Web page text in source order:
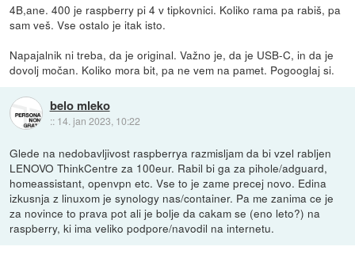
4B,ane. 400 je raspberry pi 4 v tipkovnici. Koliko rama pa rabiš, pa
sam veš. Vse ostalo je itak isto.
Napajalnik ni treba, da je original. Važno je, da je USB-C, in da je
dovolj močan. Koliko mora bit, pa ne vem na pamet. Pogooglaj si.
belo mleko
:: 14. jan 2023, 10:22
Glede na nedobavljivost raspberrya razmisljam da bi vzel rabljen
LENOVO ThinkCentre za 100eur. Rabil bi ga za pihole/adguard,
homeassistant, openvpn etc. Vse to je zame precej novo. Edina
izkusnja z linuxom je synology nas/container. Pa me zanima ce je
za novince to prava pot ali je bolje da cakam se (eno leto?) na
raspberry, ki ima veliko podpore/navodil na internetu.